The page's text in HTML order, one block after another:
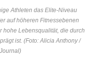
Athleten das Elite-Niveau
auf höheren Fitnessebenen
hohe Lebensqualität, die durch
ist. (Foto: Alicia Anthony /